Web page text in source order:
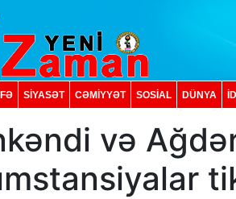
SİYASƏT CƏMİYYƏT SOSIAL DÜNYA
və